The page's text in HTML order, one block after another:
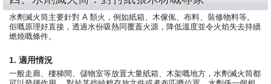
水劑滅火筒主要針對 A 類火，例如紙箱、木傢俬、布料、裝修物料等。
佢嘅原理好直接，透過水份吸熱同覆蓋火源，降低溫度並令火焰失去持續
燃燒嘅條件。
1. 適用情況
一般走廊、樓梯間、儲物室等放置大量紙箱、木架嘅地方，水劑滅火筒都